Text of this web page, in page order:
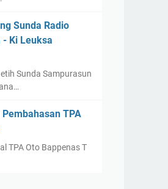
Sunda Radio
- Ki Leuksa
Sunda Sampurasun
TPA
TPA Oto Bappenas T